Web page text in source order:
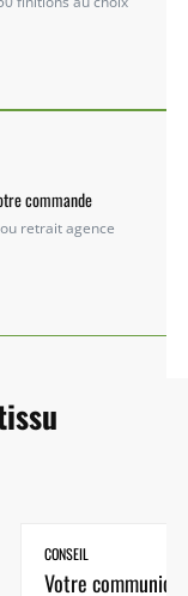
commande
retrait agence
CONSEIL
Votre